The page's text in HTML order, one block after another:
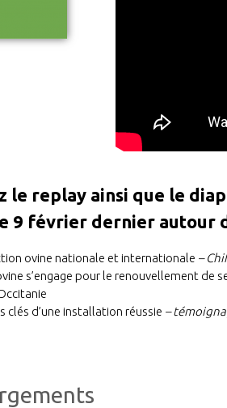
le replay ainsi que le
9 février dernier autour
ovine nationale et internationale –
s’engage pour le renouvellement de
clés d’une installation réussie –